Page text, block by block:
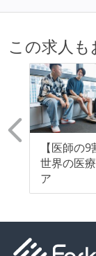
この求人
【医師の
世界の医
ア